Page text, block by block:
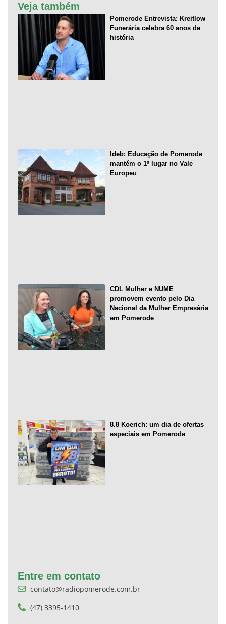
Veja também
Pomerode Entrevista: Kreitlow
Funerária celebra 60 anos de
história
Ideb: Educação de Pomerode
mantém o 1º lugar no Vale
Europeu
CDL Mulher e NUME
promovem evento pelo Dia
Nacional da Mulher Empresária
em Pomerode
8.8 Koerich: um dia de ofertas
especiais em Pomerode
Entre em contato
contato@radiopomerode.com.br
(47) 3395-1410